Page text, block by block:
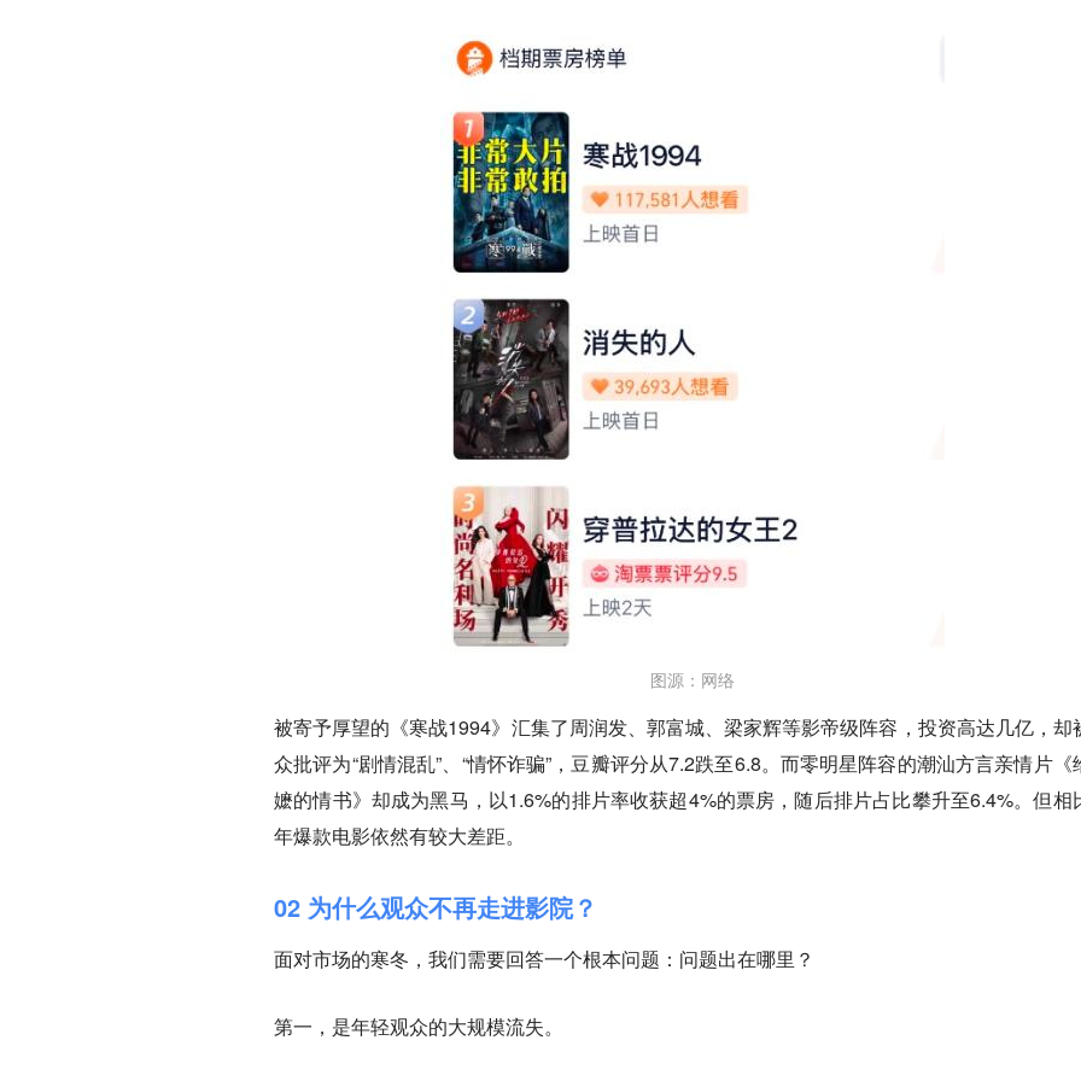
图源：网络
被寄予厚望的《寒战1994》汇集了周润发、郭富城、梁家辉等影帝级阵容，投资高达几亿，却
众批评为“剧情混乱”、“情怀诈骗”，豆瓣评分从7.2跌至6.8。而零明星阵容的潮汕方言亲情片《
嬷的情书》却成为黑马，以1.6%的排片率收获超4%的票房，随后排片占比攀升至6.4%。但相
年爆款电影依然有较大差距。
02 为什么观众不再走进影院？
面对市场的寒冬，我们需要回答一个根本问题： 问题出在哪里？
第一，是年轻观众的大规模流失。